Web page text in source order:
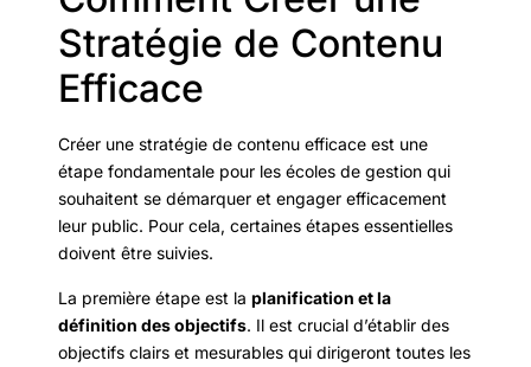
Stratégie de Contenu
Efficace
Créer une stratégie de contenu efficace est une
étape fondamentale pour les écoles de gestion qui
souhaitent se démarquer et engager efficacement
leur public. Pour cela, certaines étapes essentielles
doivent être suivies.
La première étape est la planification et la
définition des objectifs. Il est crucial d’établir des
objectifs clairs et mesurables qui dirigeront toutes les